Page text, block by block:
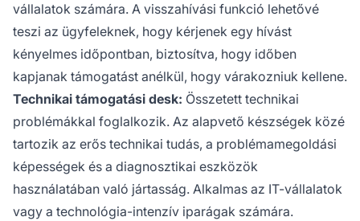
vállalatok számára. A visszahívási funkció lehetővé
teszi az ügyfeleknek, hogy kérjenek egy hívást
kényelmes időpontban, biztosítva, hogy időben
kapjanak támogatást anélkül, hogy várakozniuk kellene.
Technikai támogatási desk: Összetett technikai
problémákkal foglalkozik. Az alapvető készségek közé
tartozik az erős technikai tudás, a problémamegoldási
képességek és a diagnosztikai eszközök
használatában való jártasság. Alkalmas az IT-vállalatok
vagy a technológia-intenzív iparágak számára.